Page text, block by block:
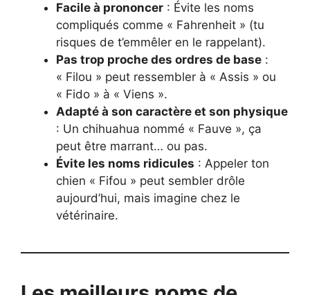
Facile à prononcer : Évite les noms
compliqués comme « Fahrenheit » (tu
risques de t’emmêler en le rappelant).
Pas trop proche des ordres de base :
« Filou » peut ressembler à « Assis » ou
« Fido » à « Viens ».
Adapté à son caractère et son physique
: Un chihuahua nommé « Fauve », ça
peut être marrant… ou pas.
Évite les noms ridicules : Appeler ton
chien « Fifou » peut sembler drôle
aujourd’hui, mais imagine chez le
vétérinaire.